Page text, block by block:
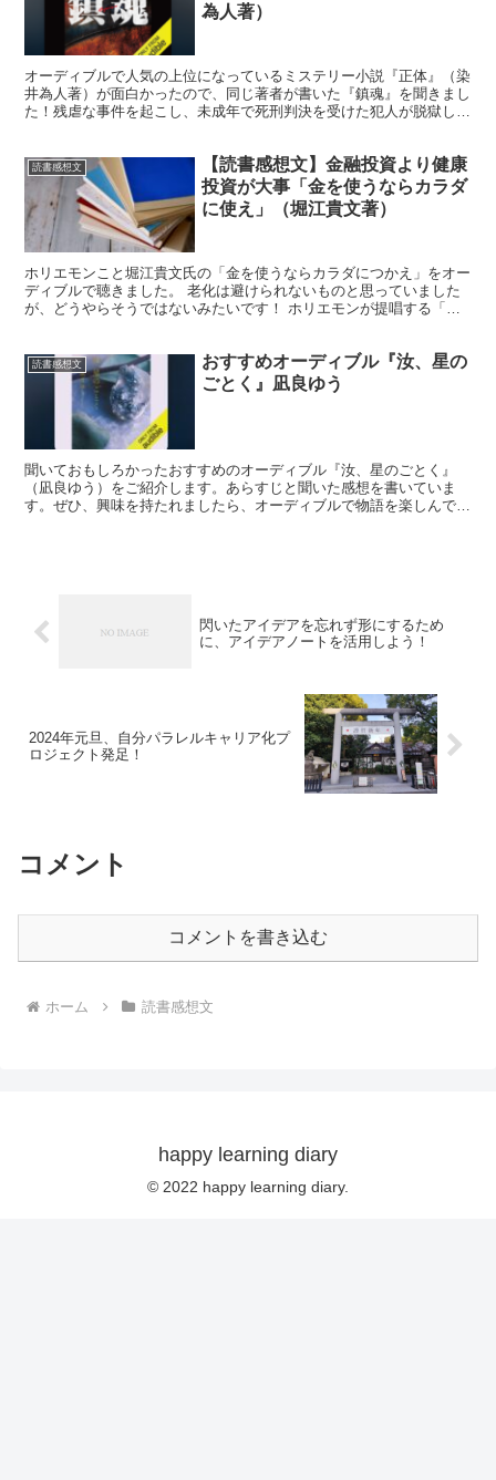
為人著）
オーディブルで人気の上位になっているミステリー小説『正体』（染
井為人著）が面白かったので、同じ著者が書いた『鎮魂』を聞きまし
た！残虐な事件を起こし、未成年で死刑判決を受けた犯人が脱獄して
読書感想文
【読書感想文】金融投資より健康
投資が大事「金を使うならカラダ
に使え」（堀江貴文著）
ホリエモンこと堀江貴文氏の「金を使うならカラダにつかえ」をオー
ディブルで聴きました。 老化は避けられないものと思っていました
が、どうやらそうではないみたいです！ ホリエモンが提唱する「健
読書感想文
おすすめオーディブル『汝、星の
ごとく』凪良ゆう
聞いておもしろかったおすすめのオーディブル『汝、星のごとく』
（凪良ゆう）をご紹介します。あらすじと聞いた感想を書いていま
す。ぜひ、興味を持たれましたら、オーディブルで物語を楽しんでく
閃いたアイデアを忘れず形にするため
に、アイデアノートを活用しよう！
2024年元旦、自分パラレルキャリア化プ
ロジェクト発足！
コメント
コメントを書き込む
ホーム 読書感想文
happy learning diary
© 2022 happy learning diary.